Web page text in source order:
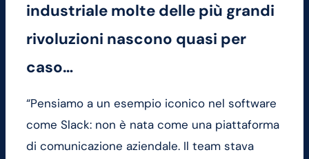
industriale molte delle più grandi
rivoluzioni nascono quasi per
caso…
“Pensiamo a un esempio iconico nel software
come Slack: non è nata come una piattaforma
di comunicazione aziendale. Il team stava